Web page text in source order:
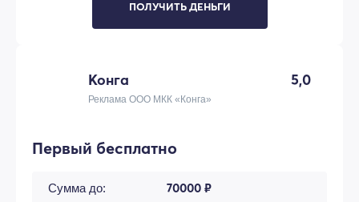
ПОЛУЧИТЬ ДЕНЬГИ
Конга 5,0
Реклама ООО МКК «Конга»
Первый бесплатно
Сумма до: 70000 ₽